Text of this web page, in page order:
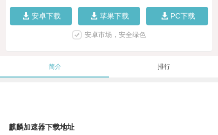
安卓下载 苹果下载 PC下载
安卓市场，安全绿色
简介 排行
麒麟加速器下载地址